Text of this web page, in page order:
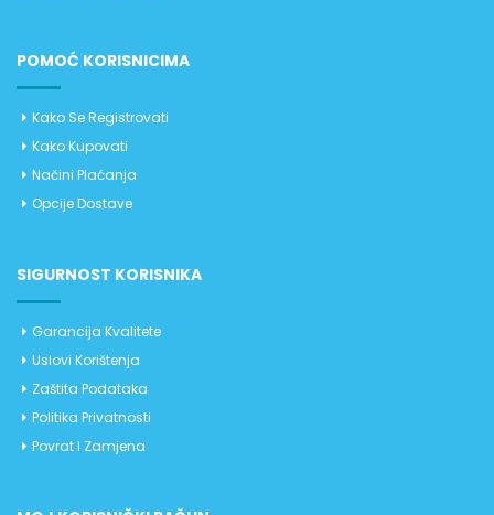
POMOĆ KORISNICIMA
Kako Se Registrovati
Kako Kupovati
Načini Plaćanja
Opcije Dostave
SIGURNOST KORISNIKA
Garancija Kvalitete
Uslovi Korištenja
Zaštita Podataka
Politika Privatnosti
Povrat I Zamjena